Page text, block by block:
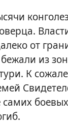
от
из
К
самих